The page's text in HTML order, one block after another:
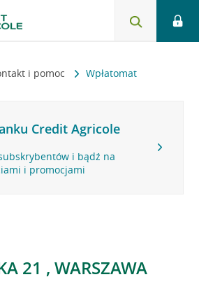
i pomoc Wpłatomat
Credit Agricole
i bądź na
i promocjami
21 , WARSZAWA